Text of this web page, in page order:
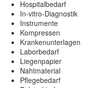
Hospitalbedarf
In-vitro-Diagnostik
Instrumente
Kompressen
Krankenunterlagen
Laborbedarf
Liegenpapier
Nahtmaterial
Pflegebedarf